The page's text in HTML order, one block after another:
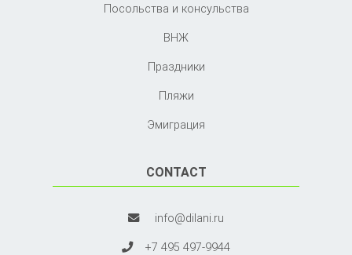
Посольства и консульства
ВНЖ
Праздники
Пляжи
Эмиграция
CONTACT
info@dilani.ru
+7 495 497-9944